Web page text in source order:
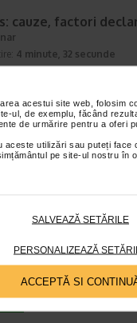
acestui site web, folosim
ul, de exemplu, făcând
de urmărire pentru a oferi
utilizări sau puteți
pe site-ul nostru în
SALVEAZĂ SETĂRILE
PERSONALIZEAZĂ
ACCEPTĂ SI
cauze, factori
4 minute, 32 secunde
Enurezisul este
4 minute, 55 secunde
atunci cand nu au consumat
cazuri, aceasta apare